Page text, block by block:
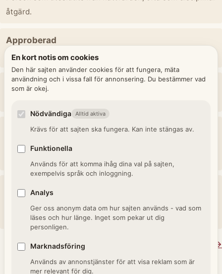
åtgärd.
Approberad
Soldaten godkändes vid mönstring som duglig för tjänst.
Blesserad
Andra giftet
Markering att brudgummen eller bruden gifter sig för
Äktenskapsförord
äktenskapet.
Se alla termer i Fraser per dokumenttyp →
En kort notis om cookies
Den här sajten använder cookies för att fungera, mäta
användning och i vissa fall för annonsering. Du bestämmer vad
som är okej.
Nödvändiga Alltid aktiva
Krävs för att sajten ska fungera. Kan inte stängas av.
Funktionella
Används för att komma ihåg dina val på sajten,
exempelvis språk och inloggning.
Analys
Ger oss anonym data om hur sajten används - vad som
läses och hur länge. Inget som pekar ut dig
personligen.
Marknadsföring
Används av annonstjänster för att visa reklam som är
mer relevant för dig.